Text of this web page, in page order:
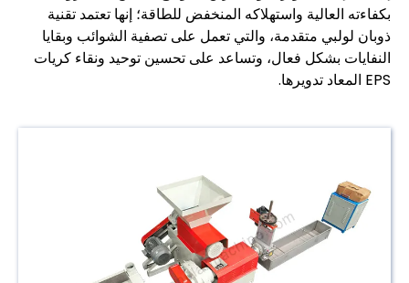
بكفاءته العالية واستهلاكه المنخفض للطاقة؛ إنها تعتمد تقنية
ذوبان لولبي متقدمة، والتي تعمل على تصفية الشوائب وبقايا
النفايات بشكل فعال، وتساعد على تحسين توحيد ونقاء كريات
EPS المعاد تدويرها.